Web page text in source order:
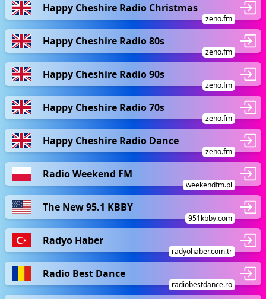
Happy Cheshire Radio Christmas
zeno.fm
Happy Cheshire Radio 80s
zeno.fm
Happy Cheshire Radio 90s
zeno.fm
Happy Cheshire Radio 70s
zeno.fm
Happy Cheshire Radio Dance
zeno.fm
Radio Weekend FM
weekendfm.pl
The New 95.1 KBBY
951kbby.com
Radyo Haber
radyohaber.com.tr
Radio Best Dance
radiobestdance.ro